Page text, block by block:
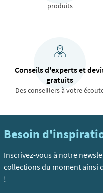
produits
Conseils d'experts et
gratuits
Des conseillers à votre
Besoin
Inscrivez-vous à notre
collections du moment ainsi
!